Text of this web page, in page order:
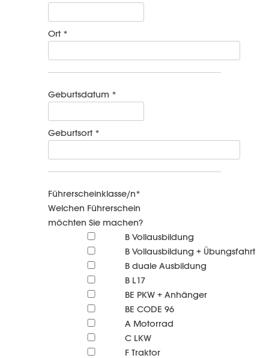
Ort *
Geburtsdatum *
Geburtsort *
Führerscheinklasse/n*
Welchen Führerschein
möchten Sie machen?
B Vollausbildung
B Vollausbildung + Übungsfahrt
B duale Ausbildung
B L17
BE PKW + Anhänger
BE CODE 96
A Motorrad
C LKW
F Traktor